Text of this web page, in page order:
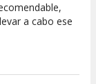
a cabo ese